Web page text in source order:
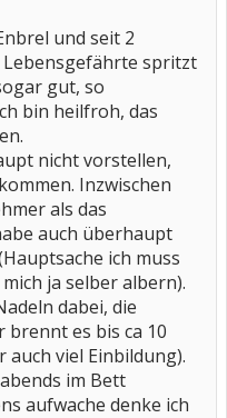
und seit 2
Lebensgefährte spritzt
gut, so
bin heilfroh, das
nicht vorstellen,
Inzwischen
als das
auch überhaupt
ich muss
ja selber albern).
dabei, die
es bis ca 10
auch viel Einbildung).
im Bett
aufwache denke ich